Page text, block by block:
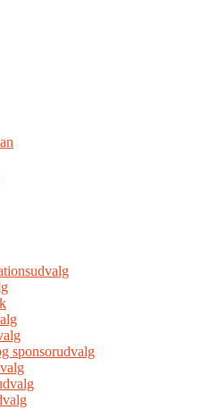
sponsorudvalg